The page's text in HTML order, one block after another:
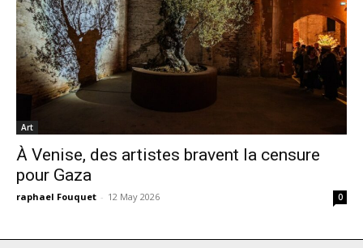
Art
À Venise, des artistes bravent la censure
pour Gaza
raphael Fouquet - 12 May 2026 0